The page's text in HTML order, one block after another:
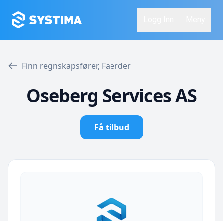
Finn regnskapsfører, Faerder
Oseberg Services AS
Få tilbud